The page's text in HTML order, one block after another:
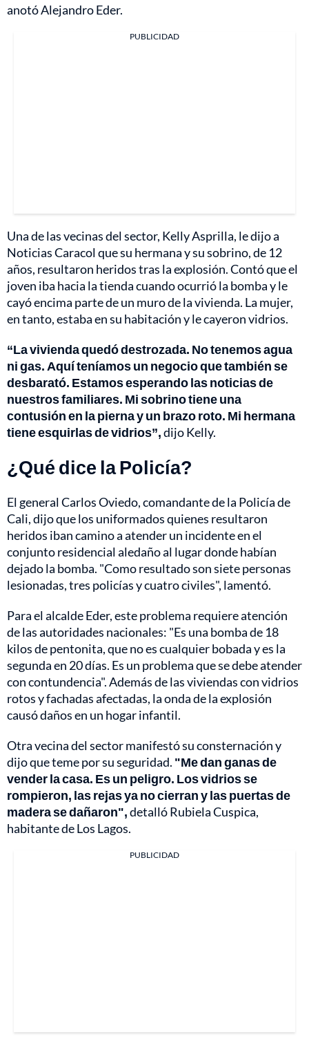
anotó Alejandro Eder.
PUBLICIDAD
Una de las vecinas del sector, Kelly Asprilla, le dijo a
Noticias Caracol que su hermana y su sobrino, de 12
años, resultaron heridos tras la explosión. Contó que el
joven iba hacia la tienda cuando ocurrió la bomba y le
cayó encima parte de un muro de la vivienda. La mujer,
en tanto, estaba en su habitación y le cayeron vidrios.
“La vivienda quedó destrozada. No tenemos agua
ni gas. Aquí teníamos un negocio que también se
desbarató. Estamos esperando las noticias de
nuestros familiares. Mi sobrino tiene una
contusión en la pierna y un brazo roto. Mi hermana
tiene esquirlas de vidrios”,dijo Kelly.
¿Qué dice la Policía?
El general Carlos Oviedo, comandante de la Policía de
Cali, dijo que los uniformados quienes resultaron
heridos iban camino a atender un incidente en el
conjunto residencial aledaño al lugar donde habían
dejado la bomba. "Como resultado son siete personas
lesionadas, tres policías y cuatro civiles", lamentó.
Para el alcalde Eder, este problema requiere atención
de las autoridades nacionales: "Es una bomba de 18
kilos de pentonita, que no es cualquier bobada y es la
segunda en 20 días. Es un problema que se debe atender
con contundencia". Además de las viviendas con vidrios
rotos y fachadas afectadas, la onda de la explosión
causó daños en un hogar infantil.
Otra vecina del sector manifestó su consternación y
dijo que teme por su seguridad. "Me dan ganas de
vender la casa. Es un peligro. Los vidrios se
rompieron, las rejas ya no cierran y las puertas de
madera se dañaron",detalló Rubiela Cuspica,
habitante de Los Lagos.
PUBLICIDAD